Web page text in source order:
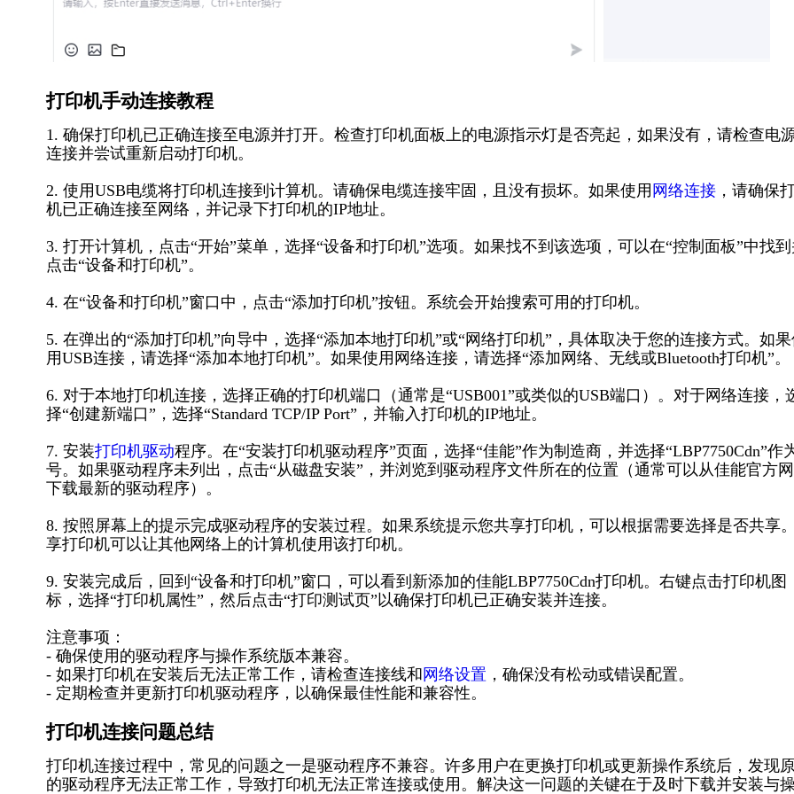
打印机手动连接教程
1. 确保打印机已正确连接至电源并打开。检查打印机面板上的电源指示灯是否亮起，如果没有，请检查电
连接并尝试重新启动打印机。
2. 使用USB电缆将打印机连接到计算机。请确保电缆连接牢固，且没有损坏。如果使用 网络连接 ，请确保
机已正确连接至网络，并记录下打印机的IP地址。
3. 打开计算机，点击“开始”菜单，选择“设备和打印机”选项。如果找不到该选项，可以在“控制面板”中找
点击“设备和打印机”。
4. 在“设备和打印机”窗口中，点击“添加打印机”按钮。系统会开始搜索可用的打印机。
5. 在弹出的“添加打印机”向导中，选择“添加本地打印机”或“网络打印机”，具体取决于您的连接方式。如果
用USB连接，请选择“添加本地打印机”。如果使用网络连接，请选择“添加网络、无线或Bluetooth打印机”。
6. 对于本地打印机连接，选择正确的打印机端口（通常是“USB001”或类似的USB端口）。对于网络连接，
择“创建新端口”，选择“Standard TCP/IP Port”，并输入打印机的IP地址。
7. 安装打印机驱动程序。在“安装打印机驱动程序”页面，选择“佳能”作为制造商，并选择“LBP7750Cdn”作
号。如果驱动程序未列出，点击“从磁盘安装”，并浏览到驱动程序文件所在的位置（通常可以从佳能官方
下载最新的驱动程序）。
8. 按照屏幕上的提示完成驱动程序的安装过程。如果系统提示您共享打印机，可以根据需要选择是否共享
享打印机可以让其他网络上的计算机使用该打印机。
9. 安装完成后，回到“设备和打印机”窗口，可以看到新添加的佳能LBP7750Cdn打印机。右键点击打印机图
标，选择“打印机属性”，然后点击“打印测试页”以确保打印机已正确安装并连接。
注意事项：
- 确保使用的驱动程序与操作系统版本兼容。
- 如果打印机在安装后无法正常工作，请检查连接线和 网络设置 ，确保没有松动或错误配置。
- 定期检查并更新打印机驱动程序，以确保最佳性能和兼容性。
打印机连接问题总结
打印机连接过程中，常见的问题之一是驱动程序不兼容。许多用户在更换打印机或更新操作系统后，发现
的驱动程序无法正常工作，导致打印机无法正常连接或使用。解决这一问题的关键在于及时下载并安装与